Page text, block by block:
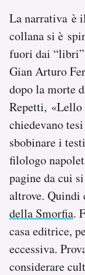
La narrativa è
collana si è
fuori dai
Gian Arturo
dopo la morte
Repetti, «Lello
chiedevano
sbobinare i
filologo
pagine da cui
altrove. Quindi
della Smorfia.
casa editrice,
eccessiva.
considerare